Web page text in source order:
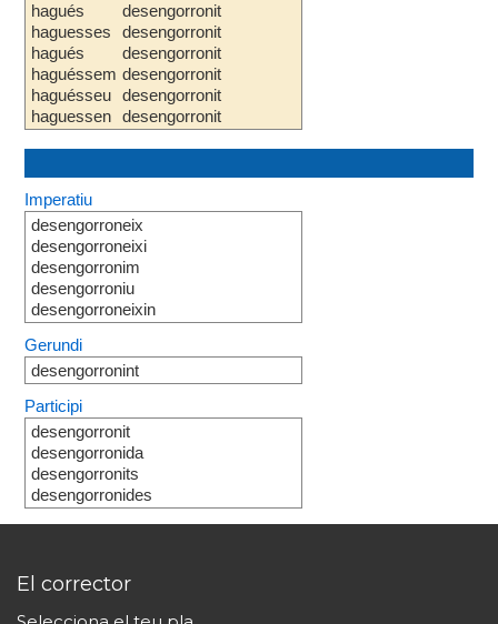
hagués
haguesses
hagués
haguéssem
haguésseu
haguessen
desengorronit
desengorronit
desengorronit
desengorronit
desengorronit
desengorronit
Imperatiu
desengorroneix
desengorroneixi
desengorronim
desengorroniu
desengorroneixin
Gerundi
desengorronint
Participi
desengorronit
desengorronida
desengorronits
desengorronides
El corrector